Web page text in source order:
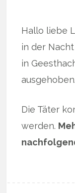
Hallo liebe
in der
in
ausgehoben.
Die Täter
werden.